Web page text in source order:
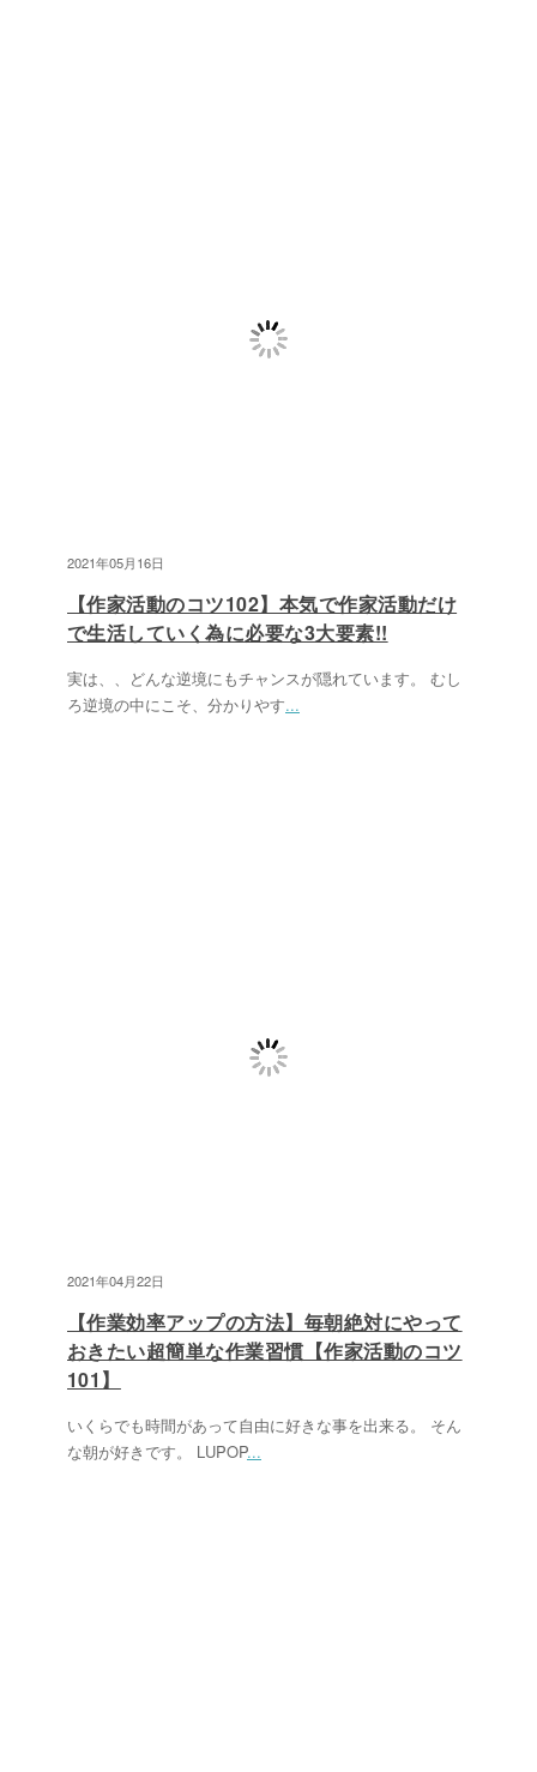
2021年05月16日
【作家活動のコツ102】本気で作家活動だけ
で生活していく為に必要な3大要素!!
実は、、どんな逆境にもチャンスが隠れています。 むし
ろ逆境の中にこそ、分かりやす...
2021年04月22日
【作業効率アップの方法】毎朝絶対にやって
おきたい超簡単な作業習慣【作家活動のコツ
101】
いくらでも時間があって自由に好きな事を出来る。 そん
な朝が好きです。 LUPOP...